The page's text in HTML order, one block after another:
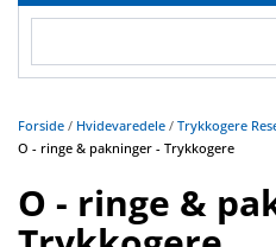
Forside / Hvidevaredele / Trykkogere
O - ringe & pakninger - Trykkogere
O - ringe &